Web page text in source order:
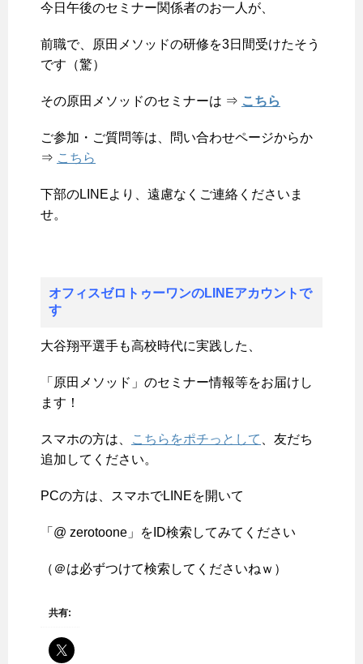
今日午後のセミナー関係者のお一人が、
前職で、原田メソッドの研修を3日間受けたそう
です（驚）
その原田メソッドのセミナーは ⇒ こちら
ご参加・ご質問等は、問い合わせページからか
⇒ こちら
下部のLINEより、遠慮なくご連絡くださいま
せ。
オフィスゼロトゥーワンのLINEアカウントで
す
大谷翔平選手も高校時代に実践した、
「原田メソッド」のセミナー情報等をお届けし
ます！
スマホの方は、 こちらをポチっとして
、友だち
追加してください。
PCの方は、スマホでLINEを開いて
「@ zerotoone」をID検索してみてください
（＠は必ずつけて検索してくださいねｗ）
共有: